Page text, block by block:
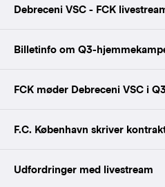
Debreceni VSC - FCK
Billetinfo om Q3-
FCK møder Debreceni VSC i
F.C. København skriver
Udfordringer med livestream